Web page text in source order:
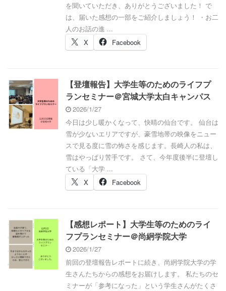
を聞いていただき、ありがとうございました！ で
は、届いた感想の一部をご紹介しましょう！ ・お二
人のお話の進 ...
X
Facebook
【登壇報告】大学生等のためのライフプ
ランセミナー＠宮城大学太白キャンパス
2026/1/27
今日は少し暖かくなって、快晴の仙台です。 仙台は
雪が少ないエリアですが、豪雪地帯の映像をニュー
スで見る度に雪の怖さを感じます。長崎人の私は、
雪はやっぱり苦手です。 さて、今年度後半に登壇し
ている「大学 ...
X
Facebook
【感想レポート】大学生等のためのライ
フプランセミナー＠尚絅学院大学
2026/1/27
前回の登壇報告レポートに続き、尚絅学院大学の学
生さんたちからの感想をお届けします。 私たちのセ
ミナーが「参考になった」という学生さんがたくさ